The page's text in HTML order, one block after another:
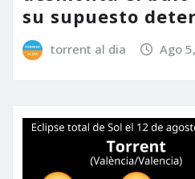
su supuesto
torrent al dia Ago